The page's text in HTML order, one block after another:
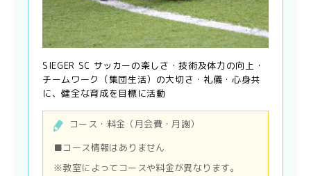
SIEGER SC サッカーの楽しさ・技術及体力の向上・
チームワーク（集団生活）の大切さ・礼儀・心身共
に、健全な育成を目標に活動
コース・料金（月会費・月謝）
■コース情報はありません
※教室によってコースや料金が異なります。